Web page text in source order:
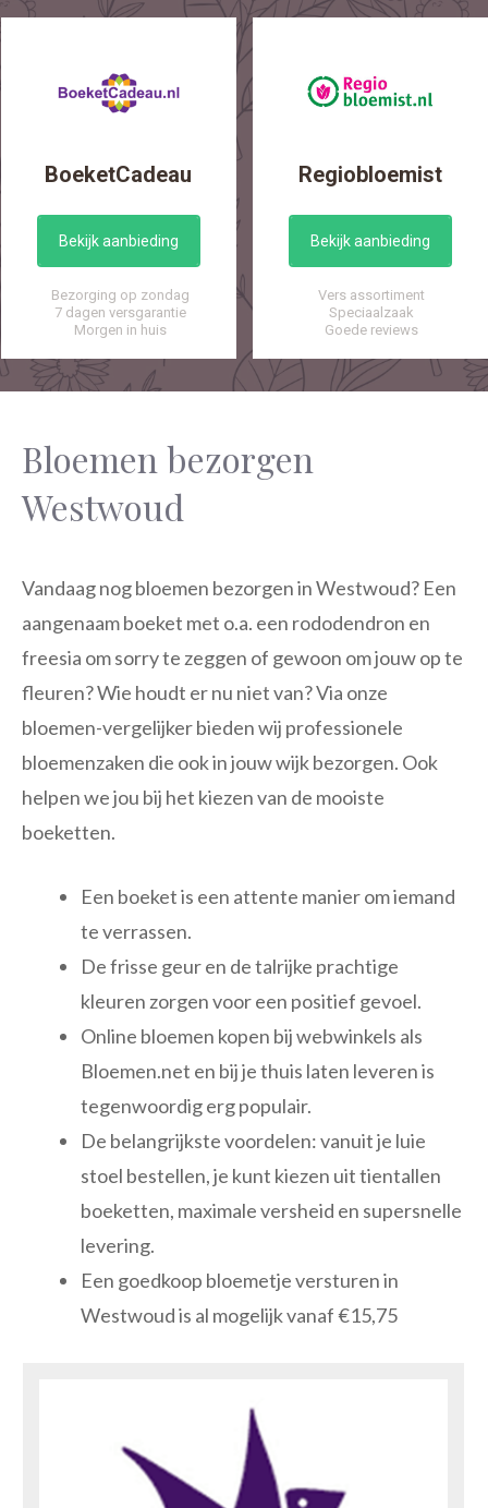
BoeketCadeau
Bekijk aanbieding
Bezorging op zondag
7 dagen versgarantie
Morgen in huis
Regiobloemist
Bekijk aanbieding
Vers assortiment
Speciaalzaak
Goede reviews
Bloemen bezorgen
Westwoud
Vandaag nog bloemen bezorgen in Westwoud? Een
aangenaam boeket met o.a. een rododendron en
freesia om sorry te zeggen of gewoon om jouw op te
fleuren? Wie houdt er nu niet van? Via onze
bloemen-vergelijker bieden wij professionele
bloemenzaken die ook in jouw wijk bezorgen. Ook
helpen we jou bij het kiezen van de mooiste
boeketten.
Een boeket is een attente manier om iemand
te verrassen.
De frisse geur en de talrijke prachtige
kleuren zorgen voor een positief gevoel.
Online bloemen kopen bij webwinkels als
Bloemen.net en bij je thuis laten leveren is
tegenwoordig erg populair.
De belangrijkste voordelen: vanuit je luie
stoel bestellen, je kunt kiezen uit tientallen
boeketten, maximale versheid en supersnelle
levering.
Een goedkoop bloemetje versturen in
Westwoud is al mogelijk vanaf €15,75